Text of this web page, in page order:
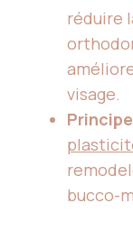
réduire
visage.
bucco-